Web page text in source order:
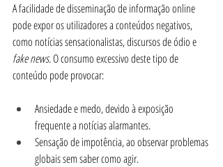
A facilidade de disseminação de informação online
pode expor os utilizadores a conteúdos negativos,
como notícias sensacionalistas, discursos de ódio e
fake news. O consumo excessivo deste tipo de
conteúdo pode provocar:
Ansiedade e medo, devido à exposição
frequente a notícias alarmantes.
Sensação de impotência, ao observar problemas
globais sem saber como agir.